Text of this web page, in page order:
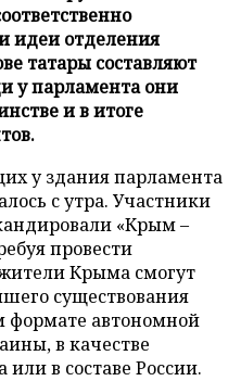
идеи отделения
татары составляют
у парламента они
и в итоге
у здания парламента
с утра. Участники
«Крым –
провести
Крыма смогут
существования
формате автономной
в качестве
или в составе России.